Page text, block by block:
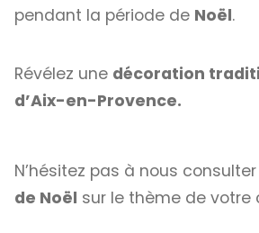
pendant la période de Noël.
Révélez une décoration
d’Aix-en-Provence.
N’hésitez pas à nous
de Noël sur le thème de votre